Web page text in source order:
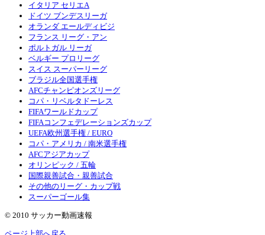
イタリア セリエA
ドイツ ブンデスリーガ
オランダ エールディビジ
フランス リーグ・アン
ポルトガル リーガ
ベルギー プロリーグ
スイス スーパーリーグ
ブラジル全国選手権
AFCチャンピオンズリーグ
コパ・リベルタドーレス
FIFAワールドカップ
FIFAコンフェデレーションズカップ
UEFA欧州選手権 / EURO
コパ・アメリカ / 南米選手権
AFCアジアカップ
オリンピック / 五輪
国際親善試合・親善試合
その他のリーグ・カップ戦
スーパーゴール集
© 2010 サッカー動画速報